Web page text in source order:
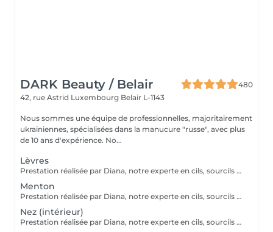
DARK Beauty / Belair
480
42, rue Astrid Luxembourg Belair L-1143
Nous sommes une équipe de professionnelles, majoritairement
ukrainiennes, spécialisées dans la manucure "russe", avec plus
de 10 ans d'expérience. No...
Lèvres
Prestation réalisée par Diana, notre experte en cils, sourcils et épilation, avec plus de 10 ans d'expérience, garantissant précision et résultats de haute qualité.
Menton
Prestation réalisée par Diana, notre experte en cils, sourcils et épilation, avec plus de 10 ans d'expérience, garantissant précision et résultats de haute qualité.
Nez (intérieur)
Prestation réalisée par Diana, notre experte en cils, sourcils et épilation, avec plus de 10 ans d'expérience, garantissant précision et résultats de haute qualité.